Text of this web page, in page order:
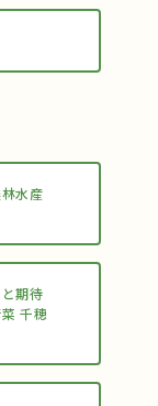
水産
期待
千穂